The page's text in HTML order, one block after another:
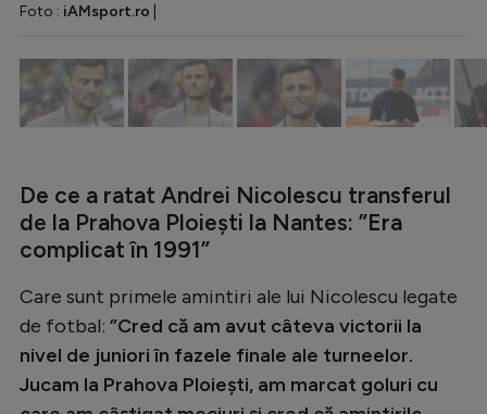
Gimnastică
Auto
Rugby
Ciclism
JO 2024
JO 2026
Foto : iAMsport.ro
De ce a ratat Andrei Nicolescu transferul
de la Prahova Ploiești la Nantes: ”Era
complicat în 1991”
Care sunt primele amintiri ale lui Nicolescu legate
de fotbal: ”Cred că am avut câteva victorii la
nivel de juniori în fazele finale ale turneelor.
Jucam la Prahova Ploiești, am marcat goluri cu